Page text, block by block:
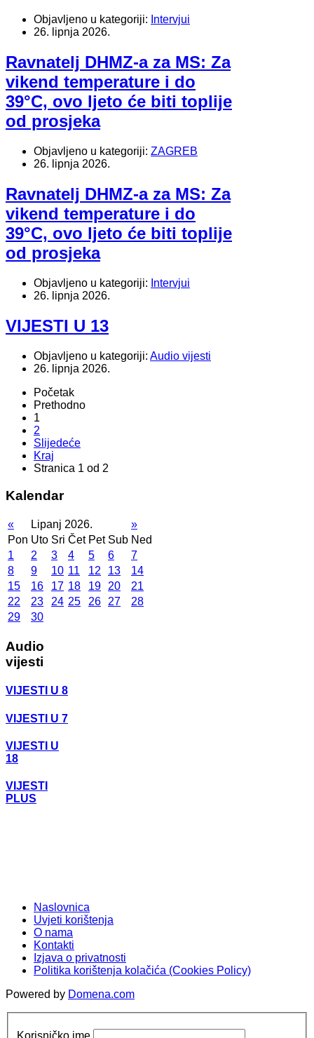
Objavljeno u kategoriji: Intervjui
26. lipnja 2026.
Ravnatelj DHMZ-a za MS: Za
vikend temperature i do
39°C, ovo ljeto će biti toplije
od prosjeka
Objavljeno u kategoriji: ZAGREB
26. lipnja 2026.
Ravnatelj DHMZ-a za MS: Za
vikend temperature i do
39°C, ovo ljeto će biti toplije
od prosjeka
Objavljeno u kategoriji: Intervjui
26. lipnja 2026.
VIJESTI U 13
Objavljeno u kategoriji: Audio vijesti
26. lipnja 2026.
Početak
Prethodno
1
2
Slijedeće
Kraj
Stranica 1 od 2
Kalendar
« Lipanj 2026.
»
Pon Uto Sri Čet Pet Sub Ned
1
2 3 4 5 6
7
8
9 10 11 12 13
14
15
16 17 18 19 20
21
22
23 24 25 26 27
28
29
30
Audio
vijesti
VIJESTI U 8
VIJESTI U 7
VIJESTI U
18
VIJESTI
PLUS
Naslovnica
Uvjeti korištenja
O nama
Kontakti
Izjava o privatnosti
Politika korištenja kolačića (Cookies Policy)
Powered by Domena.com
Korisničko ime